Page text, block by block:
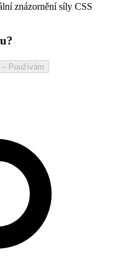
znázornění síly CSS
– Používám